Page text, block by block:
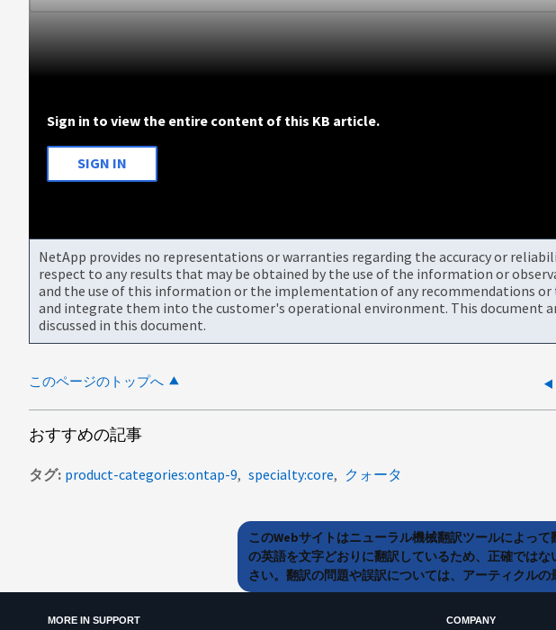
Sign in to view the entire content of this KB article.
SIGN IN
NetApp provides no representations or warranties regarding the accuracy or
respect to any results that may be obtained by the use of the information or
and the use of this information or the implementation of any recommendations
and integrate them into the customer's operational environment. This document
discussed in this document.
このページのトップへ
おすすめの記事
タグ product-categories:ontap-9 specialty:core クォータ
このWebサイトはニューラル機械翻訳ツールによっ
の英語を文字どおりに翻訳しているため、正確では
さい。翻訳の問題や誤訳については、アーティクル
MORE IN SUPPORT COMPANY